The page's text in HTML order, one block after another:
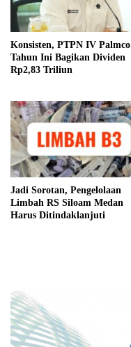
Konsisten, PTPN IV Palmco
Tahun Ini Bagikan Dividen
Rp2,83 Triliun
Jadi Sorotan, Pengelolaan
Limbah RS Siloam Medan
Harus Ditindaklanjuti